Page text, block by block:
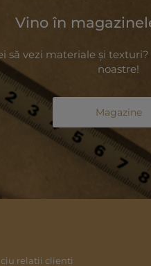
Vino în
să vezi materiale și
noastre!
Magazine
relatii clienti